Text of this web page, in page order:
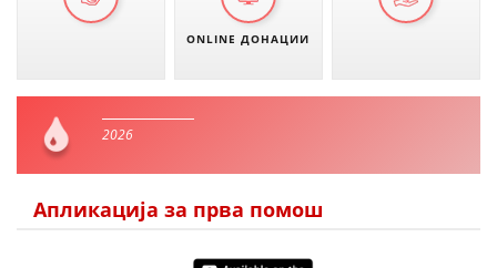
ONLINE ДОНАЦИИ
2026
Апликација за прва помош